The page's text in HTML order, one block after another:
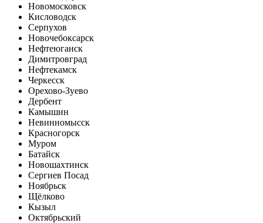
Новомосковск
Кисловодск
Серпухов
Новочебоксарск
Нефтеюганск
Димитровград
Нефтекамск
Черкесск
Орехово-Зуево
Дербент
Камышин
Невинномысск
Красногорск
Муром
Батайск
Новошахтинск
Сергиев Посад
Ноябрьск
Щёлково
Кызыл
Октябрьский